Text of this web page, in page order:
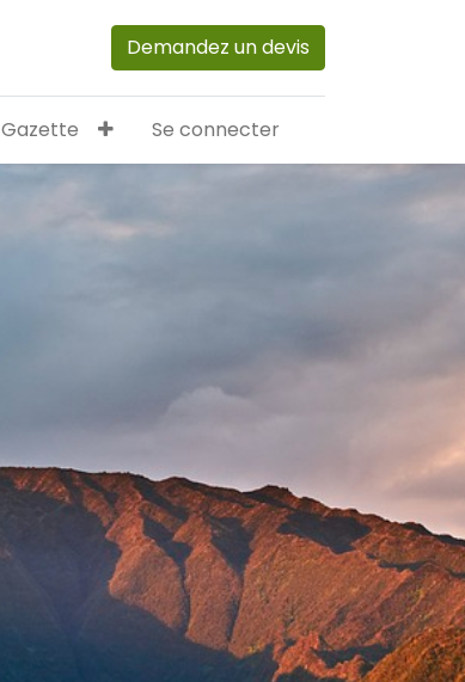
Demandez un devis
Gazette Se connecter